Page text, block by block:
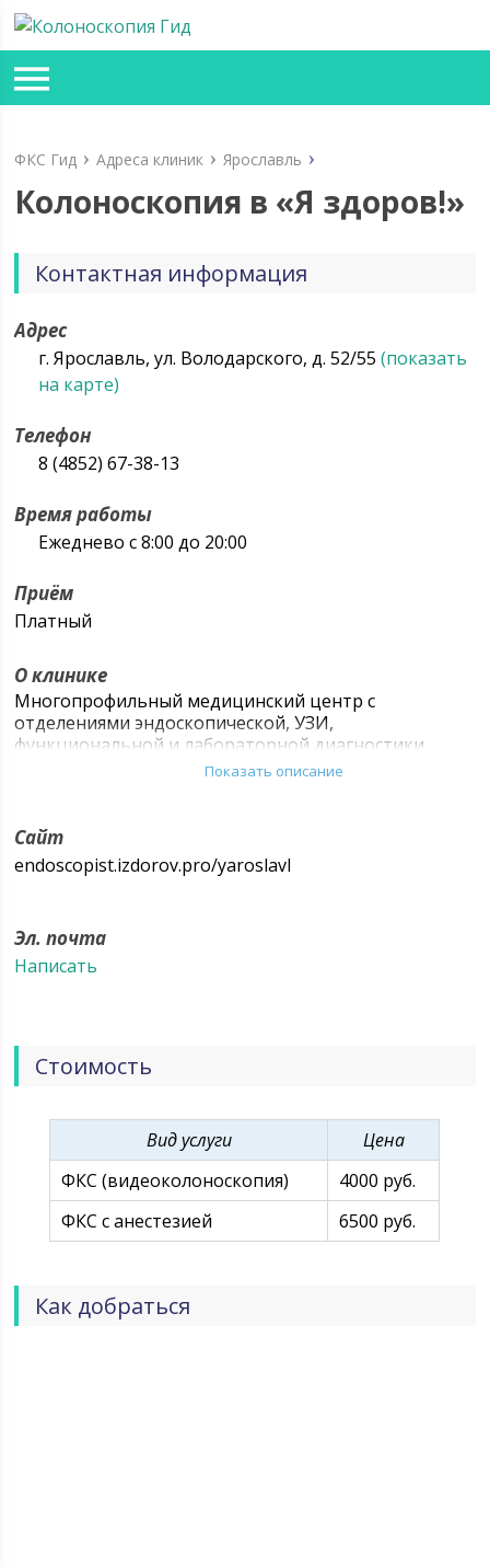
ФКС Гид Адреса клиник Ярославль
Колоноскопия в «Я здоров!»
Контактная информация
Адрес
г. Ярославль, ул. Володарского, д. 52/55(показать
на карте)
Телефон
8 (4852) 67-38-13
Время работы
Ежеднево с 8:00 до 20:00
Приём
Платный
О клинике
Многопрофильный медицинский центр с
отделениями эндоскопической, УЗИ,
функциональной и лабораторной диагностики,
лазерной и консервативной амбулаторной
Направления лечения представленные в клинике:
проктология, флебология, гинекология,
травматология и ортопедия, гастроэнтерология,
Показать описание
Сайт
endoscopist.izdorov.pro/yaroslavl
Эл. почта
Написать
Стоимость
Вид услуги
Цена
ФКС (видеоколоноскопия)
4000 руб.
ФКС с анестезией
6500 руб.
Как добраться